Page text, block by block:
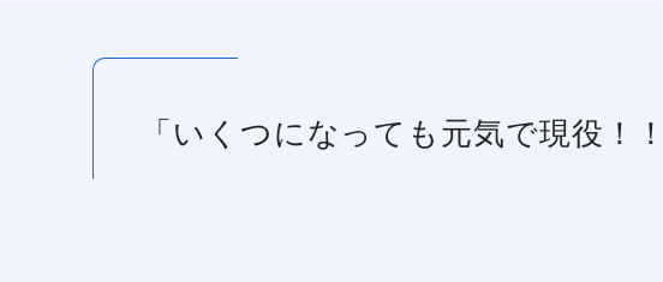
「いくつになっても元気で現役！！